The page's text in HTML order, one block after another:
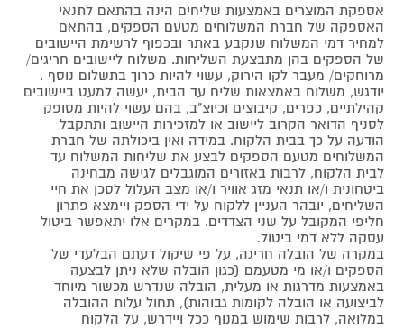
אספקת המוצרים באמצעות שליחים הינה בהתאם לתנאי
האספקה של חברת המשלוחים מטעם הספקים, בהתאם
למחיר דמי המשלוח שנקבע באתר ובכפוף לרשימת היישובים
של הספקים בהן מתבצעת השליחות. משלוח ליישובים חריגים/
מרוחקים/ מעבר לקו הירוק, עשוי להיות כרוך בתשלום נוסף .
יודגש, משלוח באמצאות שליח עד הבית, יעשה למעט ביישובים
קהילתיים, כפרים, קיבוצים וכיוצ"ב, בהם עשוי להיות מסופק
לסניף הדואר הקרוב ליישוב או למזכירות היישוב ותתקבל
הודעה על כך בבית הלקוח. במידה ואין ביכולתה של חברת
המשלוחים מטעם הספקים לבצע את שליחות המשלוח עד
לבית הלקוח, לרבות באזורים המוגבלים לגישה מבחינה
ביטחונית ו/או תנאי מזג אוויר ו/או מצב העלול לסכן את חיי
השליחים, יובהר העניין ללקוח על ידי הספק ויימצא פתרון
חליפי המקובל על שני הצדדים. במקרים אלו יתאפשר ביטול
עסקה ללא דמי ביטול.
במקרה של הובלה חריגה, על פי שיקול דעתם הבלעדי של
הספקים ו/או מי מטעמם (כגון הובלה שלא ניתן לבצעה
באמצעות מדרגות או מעלית, הובלה שנדרש מכשור מיוחד
לביצועה או הובלה לקומות גבוהות), תחול עלות ההובלה
במלואה, לרבות שימוש במנוף ככל ויידרש, על הלקוח